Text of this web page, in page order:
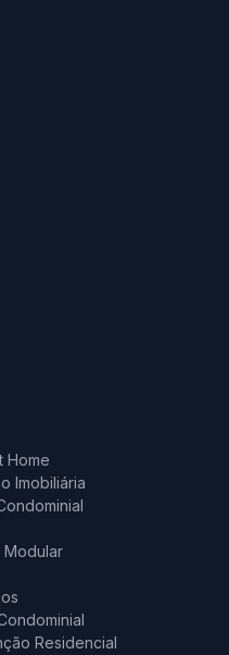
Home
Imobiliária
Modular
Residencial